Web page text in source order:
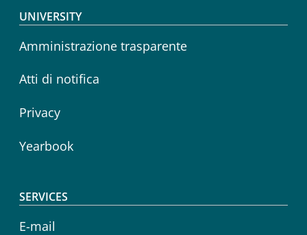
Footer menu
UNIVERSITY
Amministrazione trasparente
Atti di notifica
Privacy
Yearbook
SERVICES
E-mail